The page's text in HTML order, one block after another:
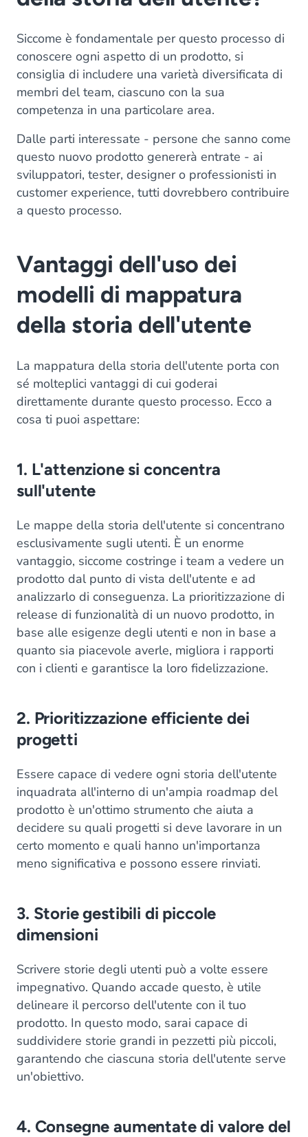
Siccome è fondamentale per questo processo di
conoscere ogni aspetto di un prodotto, si
consiglia di includere una varietà diversificata di
membri del team, ciascuno con la sua
competenza in una particolare area.
Dalle parti interessate - persone che sanno come
questo nuovo prodotto genererà entrate - ai
sviluppatori, tester, designer o professionisti in
customer experience, tutti dovrebbero contribuire
a questo processo.
Vantaggi dell'uso dei
modelli di mappatura
della storia dell'utente
La mappatura della storia dell'utente porta con
sé molteplici vantaggi di cui goderai
direttamente durante questo processo. Ecco a
cosa ti puoi aspettare:
1. L'attenzione si concentra
sull'utente
Le mappe della storia dell'utente si concentrano
esclusivamente sugli utenti. È un enorme
vantaggio, siccome costringe i team a vedere un
prodotto dal punto di vista dell'utente e ad
analizzarlo di conseguenza. La prioritizzazione di
release di funzionalità di un nuovo prodotto, in
base alle esigenze degli utenti e non in base a
quanto sia piacevole averle, migliora i rapporti
con i clienti e garantisce la loro fidelizzazione.
2. Prioritizzazione efficiente dei
progetti
Essere capace di vedere ogni storia dell'utente
inquadrata all'interno di un'ampia roadmap del
prodotto è un'ottimo strumento che aiuta a
decidere su quali progetti si deve lavorare in un
certo momento e quali hanno un'importanza
meno significativa e possono essere rinviati.
3. Storie gestibili di piccole
dimensioni
Scrivere storie degli utenti può a volte essere
impegnativo. Quando accade questo, è utile
delineare il percorso dell'utente con il tuo
prodotto. In questo modo, sarai capace di
suddividere storie grandi in pezzetti più piccoli,
garantendo che ciascuna storia dell'utente serve
un'obiettivo.
4. Consegne aumentate di valore del